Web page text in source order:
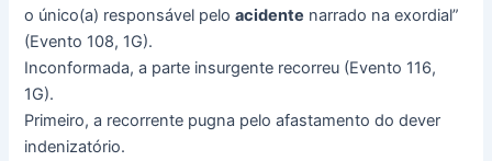
o único(a) responsável peloacidente narrado na exordial”
(Evento 108, 1G).
Inconformada, a parte insurgente recorreu (Evento 116,
1G).
Primeiro, a recorrente pugna pelo afastamento do dever
indenizatório.